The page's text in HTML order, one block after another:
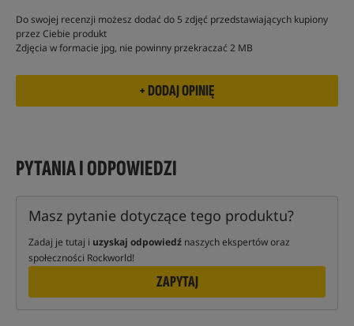
Do swojej recenzji możesz dodać do 5 zdjęć przedstawiających kupiony
przez Ciebie produkt
Zdjęcia w formacie jpg, nie powinny przekraczać 2 MB
PYTANIA I ODPOWIEDZI
Masz pytanie dotyczące tego produktu?
Zadaj je tutaj i uzyskaj odpowiedź naszych ekspertów oraz
społeczności Rockworld!
ZAPYTAJ